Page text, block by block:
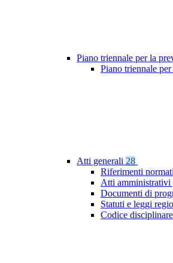
Piano triennale per la
Piano triennale
Atti generali 28
Riferimenti
Atti amministrativi
Documenti di
Statuti e leggi
Codice